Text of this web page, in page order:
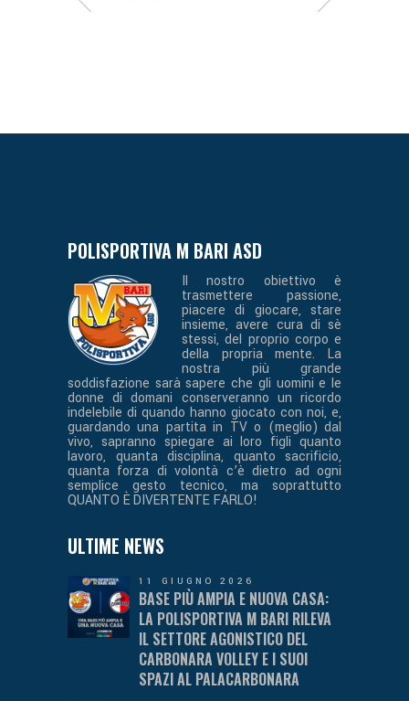
POLISPORTIVA M BARI ASD
Il nostro obiettivo è
trasmettere passione,
piacere di giocare, stare
insieme, avere cura di sè
stessi, del proprio corpo e
della propria mente. La
nostra più grande
soddisfazione sarà sapere che gli uomini e le
donne di domani conserveranno un ricordo
indelebile di quando hanno giocato con noi, e,
guardando una partita in TV o (meglio) dal
vivo, sapranno spiegare ai loro figli quanto
lavoro, quanta disciplina, quanto sacrificio,
quanta forza di volontà c’è dietro ad ogni
semplice gesto tecnico, ma soprattutto
QUANTO È DIVERTENTE FARLO!
ULTIME NEWS
11 GIUGNO 2026
BASE PIÙ AMPIA E NUOVA CASA:
LA POLISPORTIVA M BARI RILEVA
IL SETTORE AGONISTICO DEL
CARBONARA VOLLEY E I SUOI
SPAZI AL PALACARBONARA